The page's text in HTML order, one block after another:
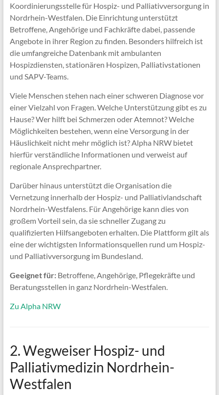
Koordinierungsstelle für Hospiz- und Palliativversorgung in
Nordrhein-Westfalen. Die Einrichtung unterstützt
Betroffene, Angehörige und Fachkräfte dabei, passende
Angebote in ihrer Region zu finden. Besonders hilfreich ist
die umfangreiche Datenbank mit ambulanten
Hospizdiensten, stationären Hospizen, Palliativstationen
und SAPV-Teams.
Viele Menschen stehen nach einer schweren Diagnose vor
einer Vielzahl von Fragen. Welche Unterstützung gibt es zu
Hause? Wer hilft bei Schmerzen oder Atemnot? Welche
Möglichkeiten bestehen, wenn eine Versorgung in der
Häuslichkeit nicht mehr möglich ist? Alpha NRW bietet
hierfür verständliche Informationen und verweist auf
regionale Ansprechpartner.
Darüber hinaus unterstützt die Organisation die
Vernetzung innerhalb der Hospiz- und Palliativlandschaft
Nordrhein-Westfalens. Für Angehörige kann dies von
großem Vorteil sein, da sie schneller Zugang zu
qualifizierten Hilfsangeboten erhalten. Die Plattform gilt als
eine der wichtigsten Informationsquellen rund um Hospiz-
und Palliativversorgung im Bundesland.
Geeignet für:Betroffene, Angehörige, Pflegekräfte und
Beratungsstellen in ganz Nordrhein-Westfalen.
Zu Alpha NRW
2. Wegweiser Hospiz- und
Palliativmedizin Nordrhein-
Westfalen